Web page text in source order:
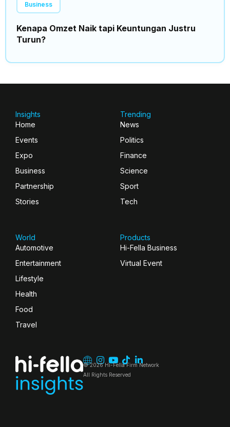
Business
Kenapa Omzet Naik tapi Keuntungan Justru
Turun?
Insights
Home
Events
Expo
Business
Partnership
Stories
Trending
News
Politics
Finance
Science
Sport
Tech
World
Automotive
Entertainment
Lifestyle
Health
Food
Travel
Products
Hi-Fella Business
Virtual Event
© 2026 Hi-Fella Firm Network
All Rights Reserved